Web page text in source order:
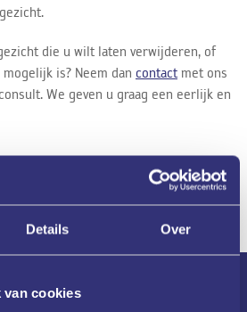
Details Over
van cookies
die u wilt laten verwijderen, of
is? Neem dan contact met ons
We geven u graag een eerlijk en